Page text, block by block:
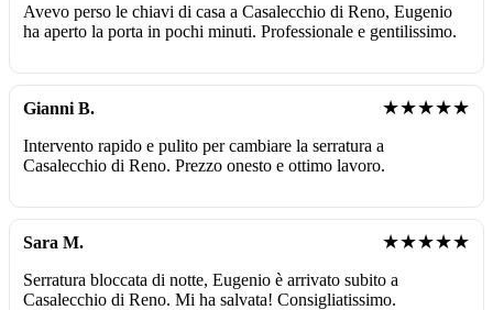
Avevo perso le chiavi di casa a Casalecchio di Reno, Eugenio
ha aperto la porta in pochi minuti. Professionale e gentilissimo.
Gianni B. ★★★★★
Intervento rapido e pulito per cambiare la serratura a
Casalecchio di Reno. Prezzo onesto e ottimo lavoro.
Sara M. ★★★★★
Serratura bloccata di notte, Eugenio è arrivato subito a
Casalecchio di Reno. Mi ha salvata! Consigliatissimo.